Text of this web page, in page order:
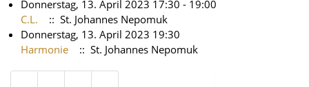
Donnerstag, 13. April 2023 17:30 - 19:00
C.L.
:: St. Johannes Nepomuk
Donnerstag, 13. April 2023 19:30
Harmonie
:: St. Johannes Nepomuk
Limite der Paginierungsliste